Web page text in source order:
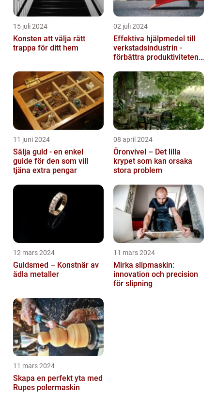
15 juli 2024
Konsten att välja rätt
trappa för ditt hem
02 juli 2024
Effektiva hjälpmedel till
verkstadsindustrin -
förbättra produktiviteten
11 juni 2024
Sälja guld - en enkel
guide för den som vill
tjäna extra pengar
08 april 2024
Öronvivel – Det lilla
krypet som kan orsaka
stora problem
12 mars 2024
Guldsmed – Konstnär av
ädla metaller
11 mars 2024
Mirka slipmaskin:
innovation och precision
för slipning
11 mars 2024
Skapa en perfekt yta med
Rupes polermaskin